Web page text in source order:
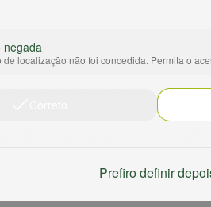
Cappuccino 220g
. Este
mental. Cada porção é
benéfico para a sua saúde. Contém
cognitivo. É perfeito para
desafio com nossa mistura
negada
de localização não foi concedida. Permita o
Prefiro definir